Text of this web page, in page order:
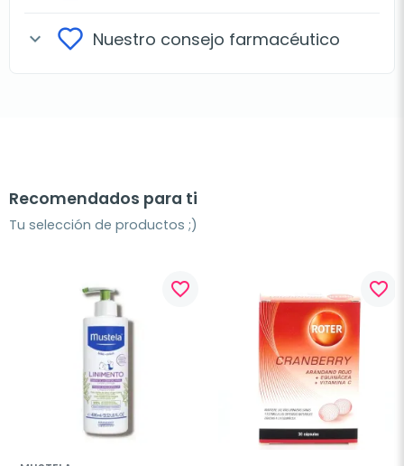
expand_more Nuestro consejo farmacéutico
Recomendados para ti
Tu selección de productos ;)
favorite_border favorite_border